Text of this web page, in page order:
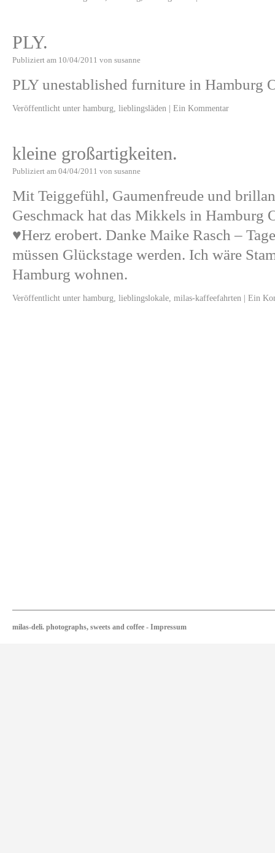
PLY.
Publiziert am 10/04/2011 von susanne
PLY unestablished furniture in Hamburg
Veröffentlicht unter hamburg lieblingsläden | Ein Kommentar
kleine großartigkeiten.
Publiziert am 04/04/2011 von susanne
Mit Teiggefühl, Gaumenfreude und
Geschmack hat das Mikkels in Hamburg
♥Herz erobert. Danke Maike Rasch –
müssen Glückstage werden. Ich wäre
Hamburg wohnen.
Veröffentlicht unter hamburg lieblingslokale milas-kaffeefahrten | Ein
milas-deli. photographs, sweets and coffee - Impressum